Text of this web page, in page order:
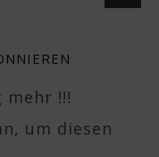
mehr !!!
um diesen